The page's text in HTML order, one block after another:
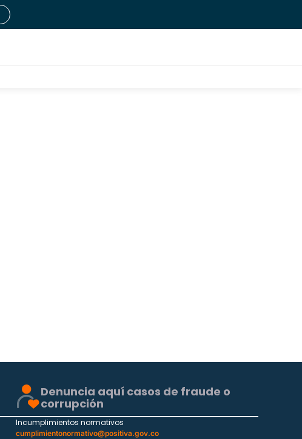
Denuncia aquí casos de fraude o
corrupción
Incumplimientos normativos
cumplimientonormativo@positiva.gov.co